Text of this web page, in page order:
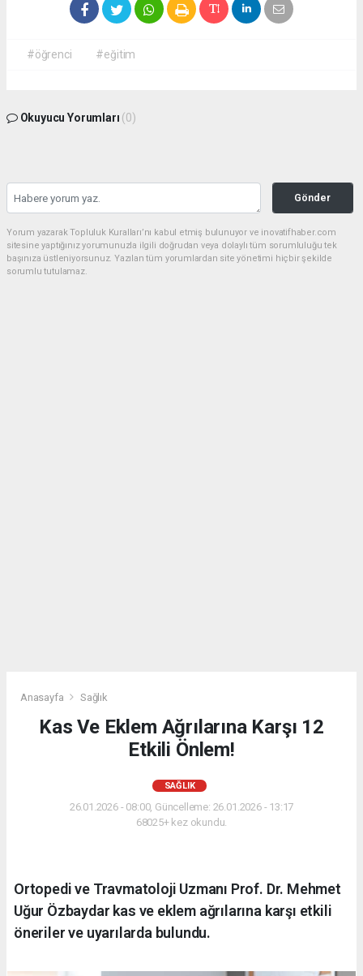
#öğrenci #eğitim
Okuyucu Yorumları (0)
Gönder
Yorum yazarak Topluluk Kuralları’nı kabul etmiş bulunuyor ve inovatifhaber.com
sitesine yaptığınız yorumunuzla ilgili doğrudan veya dolaylı tüm sorumluluğu tek
başınıza üstleniyorsunuz. Yazılan tüm yorumlardan site yönetimi hiçbir şekilde
sorumlu tutulamaz.
Anasayfa Sağlık
Kas Ve Eklem Ağrılarına Karşı 12
Etkili Önlem!
SAĞLIK
26.01.2026 - 08:00, Güncelleme: 26.01.2026 - 13:17
68025+ kez okundu.
Ortopedi ve Travmatoloji Uzmanı Prof. Dr. Mehmet
Uğur Özbaydar kas ve eklem ağrılarına karşı etkili
öneriler ve uyarılarda bulundu.